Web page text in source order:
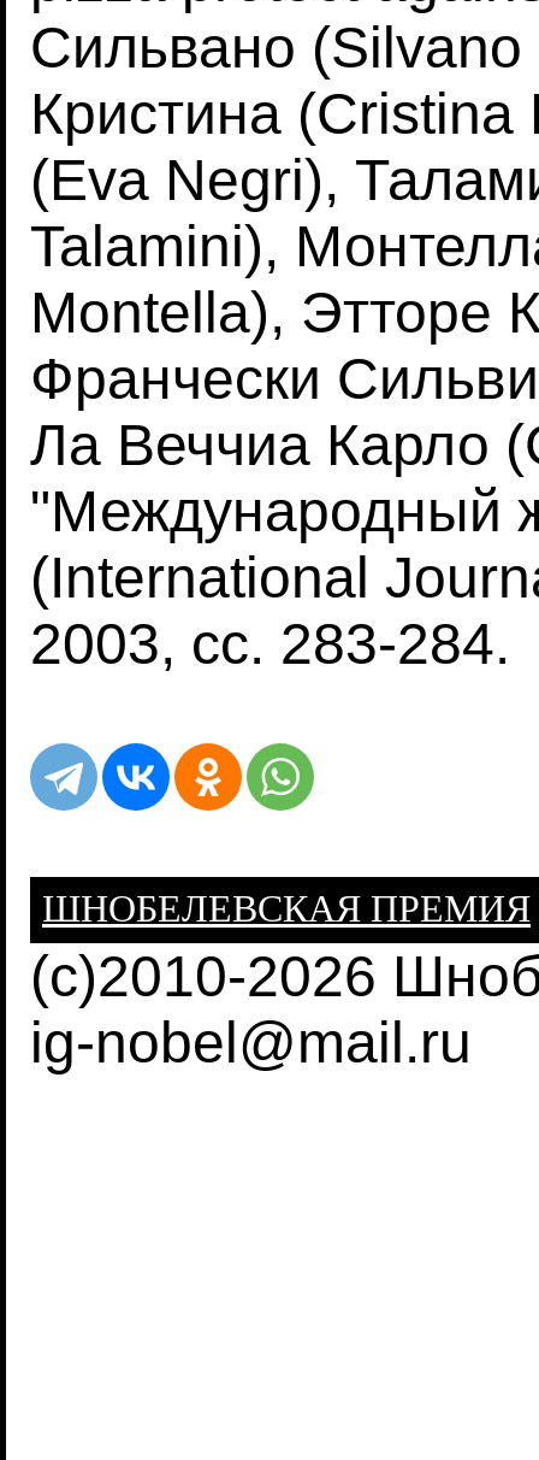
Сильвано (Silvano
Кристина
(Eva Negri),
Talamini),
Montella), Этторе
Франчески
Ла Веччиа Карло
"Международный
(International
2003, сс. 283-284.
ШНОБЕЛЕВСКАЯ ПРЕМИЯ
(c)2010-2026
ig-nobel@mail.ru